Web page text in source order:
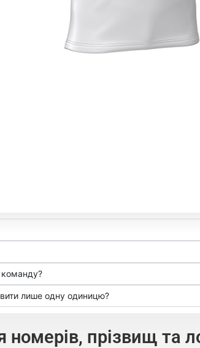
лише одну одиницю?
номерів, прізвищ та